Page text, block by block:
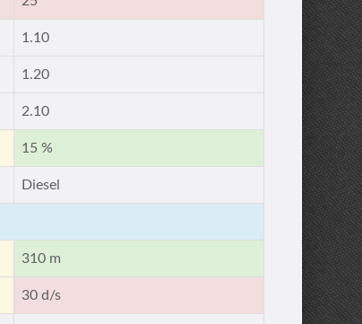
1.10
1.20
2.10
15 %
Diesel
310 m
30 d/s